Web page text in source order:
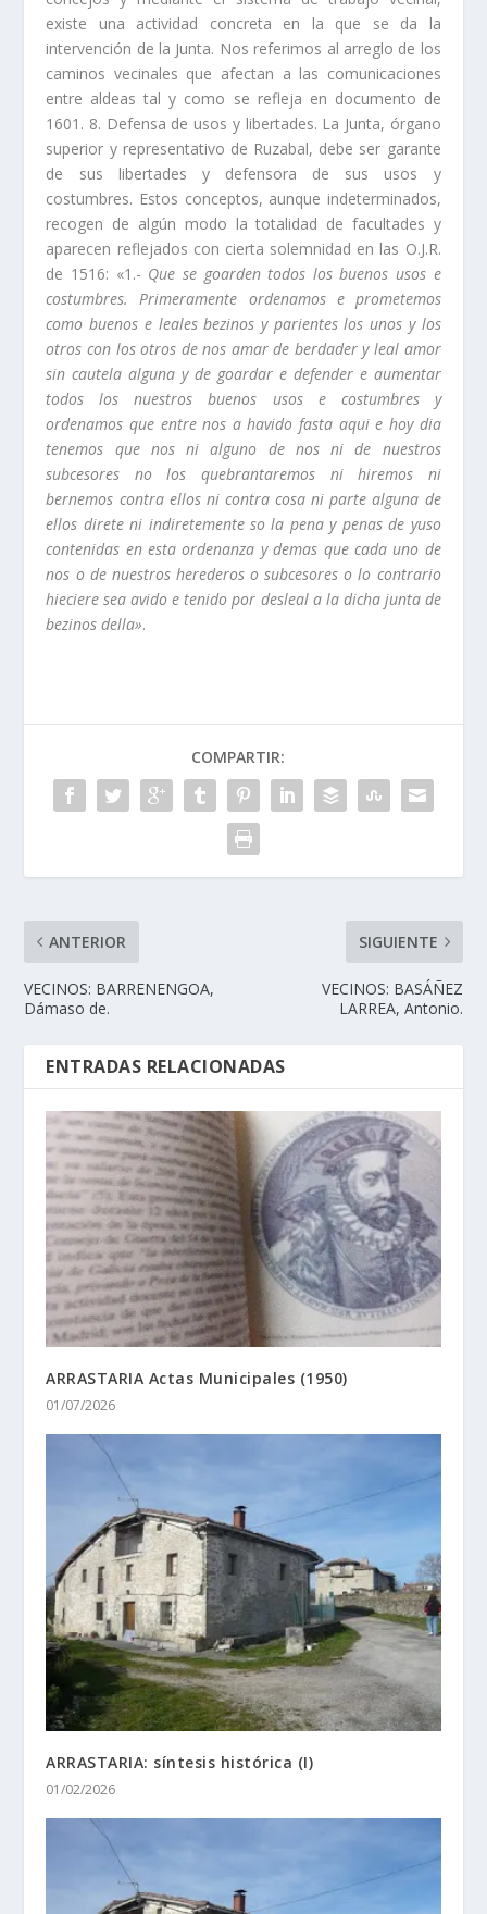
existe una actividad concreta en la que se da la
intervención de la Junta. Nos referimos al arreglo de los
caminos vecinales que afectan a las comunicaciones
entre aldeas tal y como se refleja en documento de
1601. 8. Defensa de usos y libertades. La Junta, órgano
superior y representativo de Ruzabal, debe ser garante
de sus libertades y defensora de sus usos y
costumbres. Estos conceptos, aun­que indeterminados,
recogen de algún modo la totalidad de facultades y
apare­cen reflejados con cierta solemnidad en las O.J.R.
de 1516: «1.- Que se goarden todos los buenos usos e
costumbres. Primeramente ordenamos e prometemos
como buenos e leales bezinos y parientes los unos y los
otros con los otros de nos amar de berdader y leal amor
sin cautela alguna y de goardar e defender e aumentar
todos los nuestros buenos usos e costumbres y
ordenamos que entre nos a havido fasta aqui e hoy dia
tenemos que nos ni alguno de nos ni de nuestros
subcesores no los quebrantaremos ni hiremos ni
bernemos contra ellos ni contra cosa ni parte alguna de
ellos direte ni indiretemente so la pena y penas de yuso
contenidas en esta ordenanza y demas que cada uno de
nos o de nuestros herederos o subcesores o lo contrario
hieciere sea avido e tenido por desleal a la dicha junta de
bezinos della».
COMPARTIR:
ANTERIOR
VECINOS: BARRENENGOA,
Dámaso de.
SIGUIENTE
VECINOS: BASÁÑEZ
LARREA, Antonio.
ENTRADAS RELACIONADAS
ARRASTARIA Actas Municipales (1950)
01/07/2026
ARRASTARIA: síntesis histórica (I)
01/02/2026